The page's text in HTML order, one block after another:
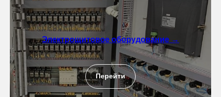
Электрощитовое оборудование →
Перейти